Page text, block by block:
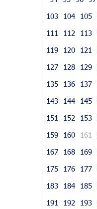
103
104 105
111
112 113
119
120 121
127
128 129
135
136 137
143
144 145
151
152 153
159
160 161
167
168 169
175
176 177
183
184 185
191
192 193